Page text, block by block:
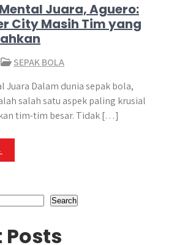
Juara, Aguero:
City Masih Tim yang
SEPAK BOLA
Juara Dalam dunia sepak bola,
salah satu aspek paling krusial
tim-tim besar. Tidak […]
Search
Posts